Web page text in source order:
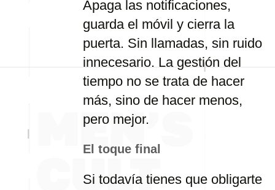
Apaga las notificaciones,
guarda el móvil y cierra la
puerta. Sin llamadas, sin ruido
innecesario. La gestión del
tiempo no se trata de hacer
más, sino de hacer menos,
pero mejor.
El toque final
Si todavía tienes que obligarte